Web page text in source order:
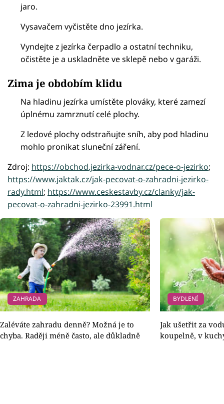
jaro.
Vysavačem vyčistěte dno jezírka.
Vyndejte z jezírka čerpadlo a ostatní techniku,
očistěte je a uskladněte ve sklepě nebo v garáži.
Zima je obdobím klidu
Na hladinu jezírka umístěte plováky, které zamezí
úplnému zamrznutí celé plochy.
Z ledové plochy odstraňujte sníh, aby pod hladinu
mohlo pronikat sluneční záření.
Zdroj: https://obchod.jezirka-vodnar.cz/pece-o-jezirko;
https://www.jaktak.cz/jak-pecovat-o-zahradni-jezirko-
rady.html; https://www.ceskestavby.cz/clanky/jak-
pecovat-o-zahradni-jezirko-23991.html
ZAHRADA
Zaléváte zahradu denně? Možná je to
chyba. Raději méně často, ale důkladně
BYDLENÍ
Jak ušetřit za
koupelně, v